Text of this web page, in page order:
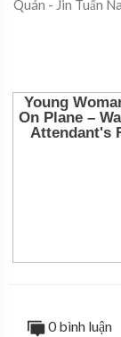
Quán - Jin Tuấn
0 bình luận